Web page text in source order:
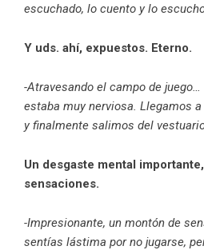
escuchado, lo cuento y lo
Y uds. ahí, expuestos. Eterno.
-Atravesando el campo de
estaba muy nerviosa. Llegamos
y finalmente salimos del
Un desgaste mental
sensaciones.
-Impresionante, un montón de
sentías lástima por no jugarse,